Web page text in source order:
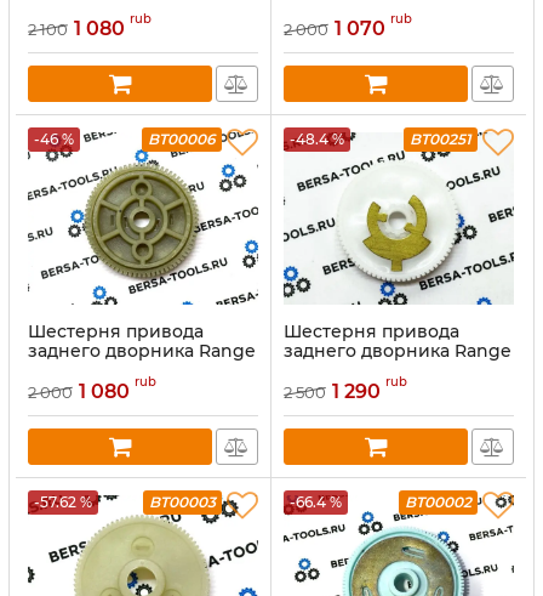
2 100 1 080 rub 2 000 1 070 rub
-46 % BT00006
Шестерня привода
заднего дворника Range
2 000 1 080 rub
-48.4 % BT00251
Шестерня привода
заднего дворника Range
2 500 1 290 rub
-57.62 % BT00003 -66.4 % BT00002